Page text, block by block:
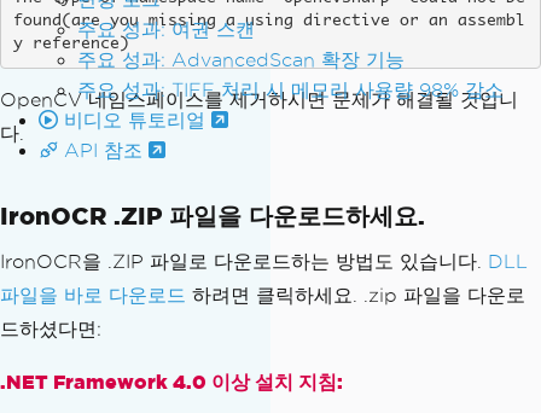
주요 성과: 여권 스캔
주요 성과: AdvancedScan 확장 기능
주요 성과: TIFF 처리 시 메모리 사용량 98% 감소
비디오 튜토리얼
API 참조
found(are you missing a using directive or an assembl
y reference)
OpenCV 네임스페이스를 제거하시면 문제가 해결될 것입니
다.
IronOCR .ZIP 파일을 다운로드하세요.
IronOCR을 .ZIP 파일로 다운로드하는 방법도 있습니다. DLL
파일을 바로 다운로드 하려면 클릭하세요. .zip 파일을 다운로
드하셨다면:
.NET Framework 4.0 이상 설치 지침: